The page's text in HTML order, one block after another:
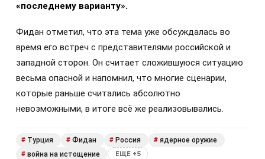
«последнему варианту».
Фидан отметил, что эта тема уже обсуждалась во
время его встреч с представителями российской и
западной сторон. Он считает сложившуюся ситуацию
весьма опасной и напомнил, что многие сценарии,
которые раньше считались абсолютно
невозможными, в итоге всё же реализовывались.
# Турция # Фидан # Россия # ядерное оружие
# война на истощение ЕЩЕ +5